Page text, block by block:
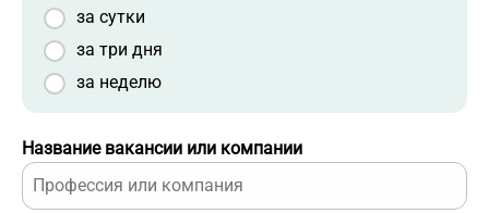
Название вакансии или компании
за сутки
за три дня
за неделю